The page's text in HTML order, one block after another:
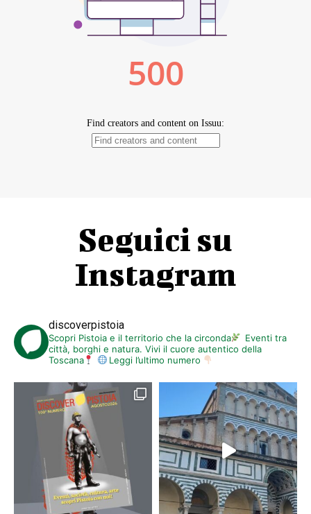
Seguici su
Instagram
discoverpistoia
Scopri Pistoia e il territorio che la circonda
Eventi tra
città, borghi e natura. Vivi il cuore autentico della
Toscana
Leggi l’ultimo numero